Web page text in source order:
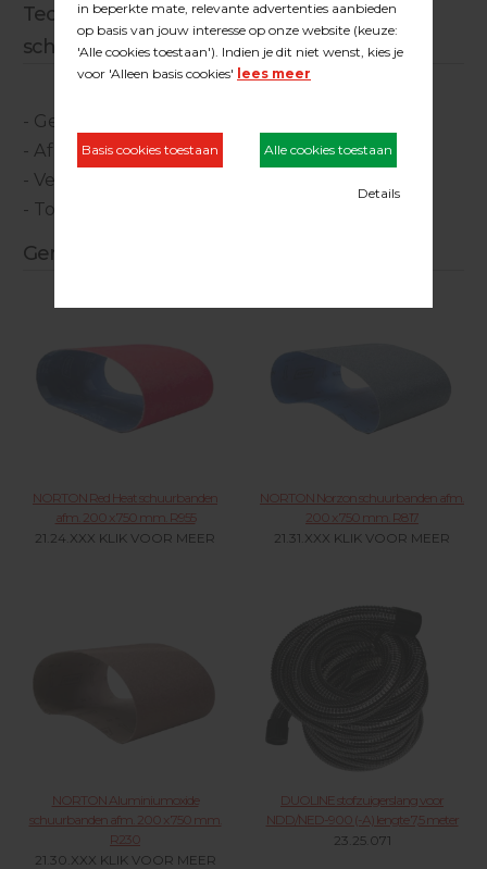
Technische specificaties parket
schuurmachine:
- Gewicht parketschuurmachine: 83,5 kg.
- Afm. schuurband: 200 x 750 mm.
- Vermogen: 230 V, 50Hz, 2500 W
- Toerental: 2100 tr/min.
Gerelateerde producten
NORTON Red Heat schuurbanden
afm. 200 x 750 mm. R955
21.24.XXX KLIK VOOR MEER
NORTON Norzon schuurbanden afm.
200 x 750 mm. R817
21.31.XXX KLIK VOOR MEER
NORTON Aluminiumoxide
schuurbanden afm. 200 x 750 mm.
R230
21.30.XXX KLIK VOOR MEER
DUOLINE stofzuigerslang voor
NDD/NED-900 (-A) lengte 7,5 meter
23.25.071